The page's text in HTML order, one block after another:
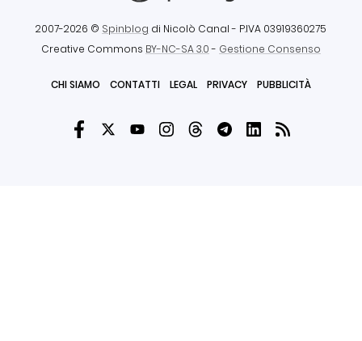
2007-2026 © Spinblog di Nicolò Canal - P.IVA 03919360275
Creative Commons BY-NC-SA 3.0- Gestione Consenso
CHI SIAMO CONTATTI LEGAL PRIVACY PUBBLICITÀ